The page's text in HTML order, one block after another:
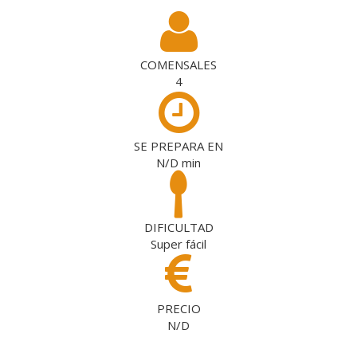
COMENSALES
4
SE PREPARA EN
N/D min
DIFICULTAD
Super fácil
PRECIO
N/D